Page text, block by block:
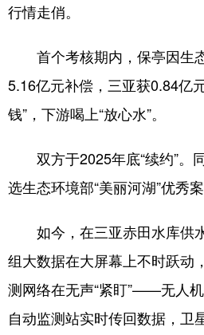
行情走俏。
首个考核期内，保亭因生
5.16亿元补偿，三亚获0.84
钱”，下游喝上“放心水”。
双方于2025年底“续约”。
选生态环境部“美丽河湖”优秀案
如今，在三亚赤田水库供
组大数据在大屏幕上不时跃动
测网络在无声“紧盯”——无人
自动监测站实时传回数据，卫